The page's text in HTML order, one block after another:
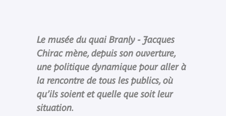
Le musée du quai Branly - Jacques
Chirac mène, depuis son ouverture,
une politique dynamique pour aller à
la rencontre de tous les publics, où
qu’ils soient et quelle que soit leur
situation.